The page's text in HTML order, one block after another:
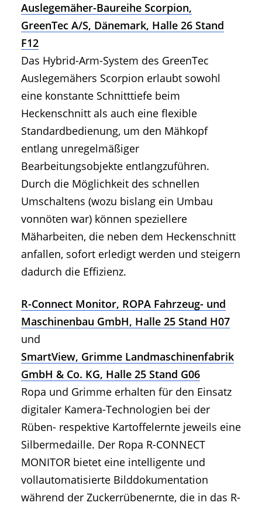
Auslegemäher-Baureihe Scorpion,
GreenTec A/S, Dänemark, Halle 26 Stand
F12
Das Hybrid-Arm-System des GreenTec
Auslegemähers Scorpion erlaubt sowohl
eine konstante Schnitttiefe beim
Heckenschnitt als auch eine flexible
Standardbedienung, um den Mähkopf
entlang unregelmäßiger
Bearbeitungsobjekte entlangzuführen.
Durch die Möglichkeit des schnellen
Umschaltens (wozu bislang ein Umbau
vonnöten war) können speziellere
Mäharbeiten, die neben dem Heckenschnitt
anfallen, sofort erledigt werden und steigern
dadurch die Effizienz.
R-Connect Monitor, ROPA Fahrzeug- und
Maschinenbau GmbH, Halle 25 Stand H07
und
SmartView, Grimme Landmaschinenfabrik
GmbH & Co. KG, Halle 25 Stand G06
Ropa und Grimme erhalten für den Einsatz
digitaler Kamera-Technologien bei der
Rüben- respektive Kartoffelernte jeweils eine
Silbermedaille. Der Ropa R-CONNECT
MONITOR bietet eine intelligente und
vollautomatisierte Bilddokumentation
während der Zuckerrübenernte, die in das R-